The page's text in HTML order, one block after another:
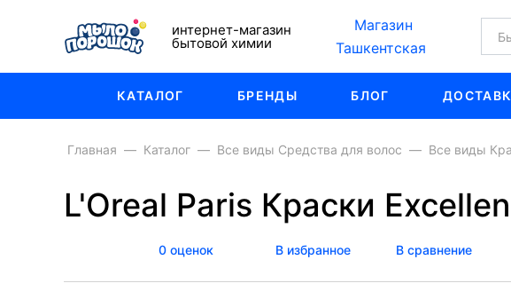
интернет-магазин
бытовой химии
Магазин
Ташкентская
КАТАЛОГ БРЕНДЫ БЛОГ
Главная Каталог Все виды Средства для волос Все виды
L'Oreal Paris Краски
0 оценок В избранное В сравнение